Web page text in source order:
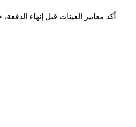
أكد معايير العينات قبل إنهاء